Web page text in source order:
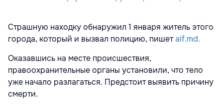
Страшную находку обнаружил 1 января житель этого
города, который и вызвал полицию, пишетaif.md.
Оказавшись на месте происшествия,
правоохранительные органы установили, что тело
уже начало разлагаться. Предстоит выявить причину
смерти.